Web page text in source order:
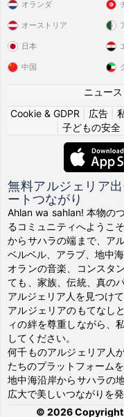
オランダ
オーストリア
日本
中国
ニュース
Cookie & GDPR
広告
子どもの安全|
無料アルジェリア
ートつながり
Ahlan wa sahlan! 本物の
るコミュニティへようこ
からサハラの端まで、ア
ベルベル、アラブ、地中
オランの音楽、コンスタ
ても、家族、伝統、真の
アルジェリア人を見つけて
アルジェリアのもてなし
ィの絆を尊重しながら、
してください。
何千ものアルジェリア人
たちのプラットフォーム
地中海沿岸からサハラの
広大で美しいつながりを
© 2026 Copyright